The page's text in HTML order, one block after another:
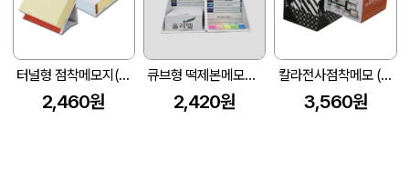
터널형 점착메모지(300매) (106X113X35mm)
2,460원
큐브형 떡제본메모지-250매/300매
2,420원
칼라전사점착메모 (300매/500매/95*95mm)
3,560원